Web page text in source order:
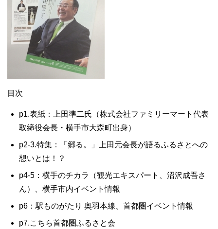
目次
p1.表紙：上田準二氏（株式会社ファミリーマート代表
取締役会長・横手市大森町出身）
p2-3.特集：「郷る。」上田元会長が語るふるさとへの
想いとは！？
p4-5：横手のチカラ（観光エキスパート、沼沢成吾さ
ん）、横手市内イベント情報
p6：駅ものがたり 奥羽本線、首都圏イベント情報
p7.こちら首都圏ふるさと会